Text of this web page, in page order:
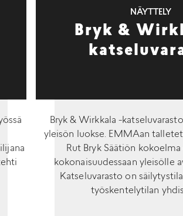
NÄYTTELY
Bryk &
Bryk & Wirkkala -
yleisön luokse. EMMAan
Rut Bryk Säätiön
kokonaisuudessaan yleisölle
Katseluvarasto on
työskentelytilan